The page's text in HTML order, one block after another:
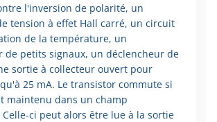
l'inversion de polarité, un
tension à effet Hall carré, un circuit
de la température, un
de petits signaux, un déclencheur de
sortie à collecteur ouvert pour
25 mA. Le transistor commute si
maintenu dans un champ
ci peut alors être lue à la sortie